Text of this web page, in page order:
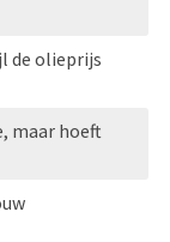
de olieprijs
maar hoeft